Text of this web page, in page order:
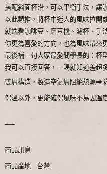
搭配斜面杯沿，可以平衡手法，讓
以此類推，將杯中迷人的風味拉開
就端看咖啡豆、磨豆機、濾杯、手
你更為喜愛的方向，也為風味帶來
最後補一句大家最愛問學長的：杯
我可以直接回答，一喝就知道差超
雙層構造，製造空氣層阻絕熱源➡
保溫以外，更能確保風味不易因溫
—–
商品訊息
商品產地 台灣